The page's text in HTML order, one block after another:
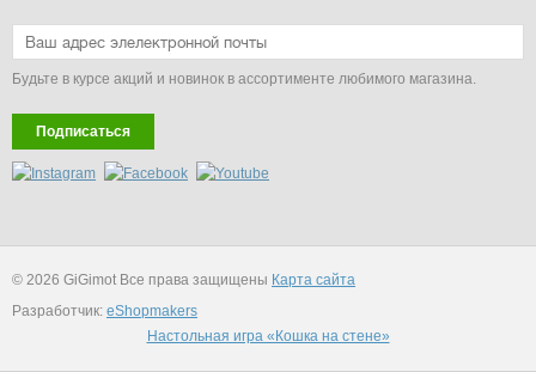
Будьте в курсе акций и новинок в ассортименте любимого магазина.
Подписаться
© 2026 GiGimot Все права защищены Карта сайта
Разработчик: eShopmakers
Настольная игра «Кошка на стене»